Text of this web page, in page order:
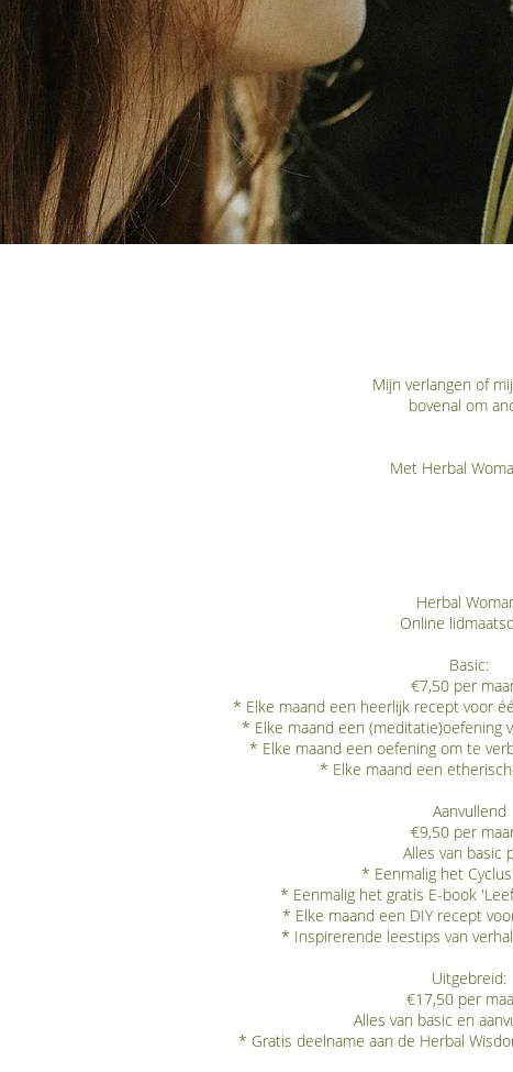
Mijn verlangen of
bovenal om
Met Herbal
Herbal
Online
Basic:
€7,50 per
* Elke maand een heerlijk recept voor
* Elke maand een (meditatie)oefening
* Elke maand een oefening om te
* Elke maand een
Aanvullend
€9,50 per
Alles van basic
* Eenmalig het
* Eenmalig het gratis E-book
* Elke maand een DIY recept
* Inspirerende leestips van
Uitgebreid:
€17,50 per
Alles van basic en
* Gratis deelname aan de Herbal